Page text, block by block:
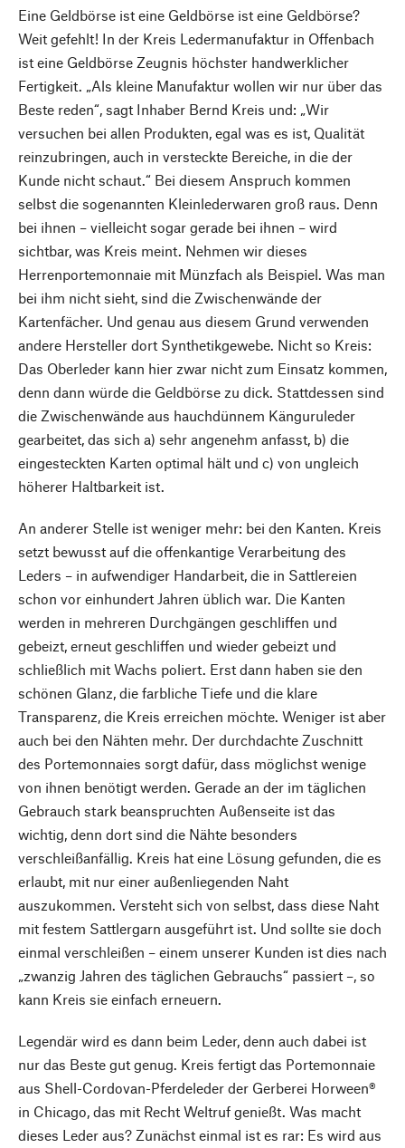
Eine Geldbörse ist eine Geldbörse ist eine Geldbörse?
Weit gefehlt! In der Kreis Ledermanufaktur in Offenbach
ist eine Geldbörse Zeugnis höchster handwerklicher
Fertigkeit. „Als kleine Manufaktur wollen wir nur über das
Beste reden“, sagt Inhaber Bernd Kreis und: „Wir
versuchen bei allen Produkten, egal was es ist, Qualität
reinzubringen, auch in versteckte Bereiche, in die der
Kunde nicht schaut.“ Bei diesem Anspruch kommen
selbst die sogenannten Kleinlederwaren groß raus. Denn
bei ihnen – vielleicht sogar gerade bei ihnen – wird
sichtbar, was Kreis meint. Nehmen wir dieses
Herrenportemonnaie mit Münzfach als Beispiel. Was man
bei ihm nicht sieht, sind die Zwischenwände der
Kartenfächer. Und genau aus diesem Grund verwenden
andere Hersteller dort Synthetikgewebe. Nicht so Kreis:
Das Oberleder kann hier zwar nicht zum Einsatz kommen,
denn dann würde die Geldbörse zu dick. Stattdessen sind
die Zwischenwände aus hauchdünnem Känguruleder
gearbeitet, das sich a) sehr angenehm anfasst, b) die
eingesteckten Karten optimal hält und c) von ungleich
höherer Haltbarkeit ist.
An anderer Stelle ist weniger mehr: bei den Kanten. Kreis
setzt bewusst auf die offenkantige Verarbeitung des
Leders – in aufwendiger Handarbeit, die in Sattlereien
schon vor einhundert Jahren üblich war. Die Kanten
werden in mehreren Durchgängen geschliffen und
gebeizt, erneut geschliffen und wieder gebeizt und
schließlich mit Wachs poliert. Erst dann haben sie den
schönen Glanz, die farbliche Tiefe und die klare
Transparenz, die Kreis erreichen möchte. Weniger ist aber
auch bei den Nähten mehr. Der durchdachte Zuschnitt
des Portemonnaies sorgt dafür, dass möglichst wenige
von ihnen benötigt werden. Gerade an der im täglichen
Gebrauch stark beanspruchten Außenseite ist das
wichtig, denn dort sind die Nähte besonders
verschleißanfällig. Kreis hat eine Lösung gefunden, die es
erlaubt, mit nur einer außenliegenden Naht
auszukommen. Versteht sich von selbst, dass diese Naht
mit festem Sattlergarn ausgeführt ist. Und sollte sie doch
einmal verschleißen – einem unserer Kunden ist dies nach
„zwanzig Jahren des täglichen Gebrauchs“ passiert –, so
kann Kreis sie einfach erneuern.
Legendär wird es dann beim Leder, denn auch dabei ist
nur das Beste gut genug. Kreis fertigt das Portemonnaie
aus Shell-Cordovan-Pferdeleder der Gerberei Horween®
in Chicago, das mit Recht Weltruf genießt. Was macht
dieses Leder aus? Zunächst einmal ist es rar: Es wird aus